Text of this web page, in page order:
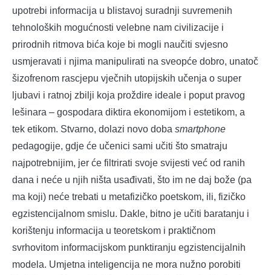
upotrebi informacija u blistavoj suradnji suvremenih
tehnoloških mogućnosti velebne nam civilizacije i
prirodnih ritmova bića koje bi mogli naučiti svjesno
usmjeravati i njima manipulirati na sveopće dobro, unatoč
šizofrenom rascjepu vječnih utopijskih učenja o super
ljubavi i ratnoj zbilji koja proždire ideale i poput pravog
lešinara – gospodara diktira ekonomijom i estetikom, a
tek etikom. Stvarno, dolazi novo doba smartphone
pedagogije, gdje će učenici sami učiti što smatraju
najpotrebnijim, jer će filtrirati svoje svijesti već od ranih
dana i neće u njih ništa usađivati, što im ne daj bože (pa
ma koji) neće trebati u metafizičko poetskom, ili, fizičko
egzistencijalnom smislu. Dakle, bitno je učiti baratanju i
korištenju informacija u teoretskom i praktičnom
svrhovitom informacijskom punktiranju egzistencijalnih
modela. Umjetna inteligencija ne mora nužno porobiti